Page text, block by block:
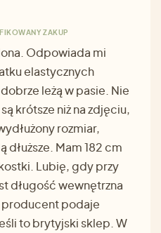
ZAKUP
Odpowiada mi
elastycznych
leżą w pasie. Nie
krótsze niż na zdjęciu,
rozmiar,
dłuższe. Mam 182 cm
Lubię, gdy przy
długość wewnętrzna
producent podaje
to brytyjski sklep. W